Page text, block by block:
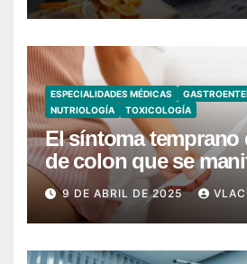
ESPECIALIDADES MÉDICAS
NUTRIOLOGÍA
TOXICOLOGÍA
El síntoma temprano
de colon que se
cuando vas al baño
9 DE ABRIL DE 2025